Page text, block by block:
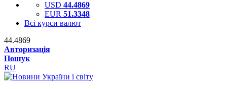
USD 44.4869
EUR 51.3348
Всі курси валют
44.4869
Авторизація
Пошук
RU